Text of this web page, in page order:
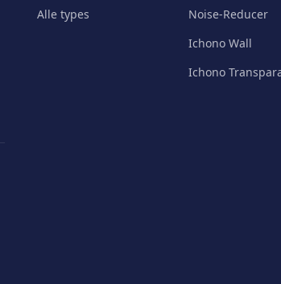
Alle types
Noise-Reducer
Ichono Wall
Ichono